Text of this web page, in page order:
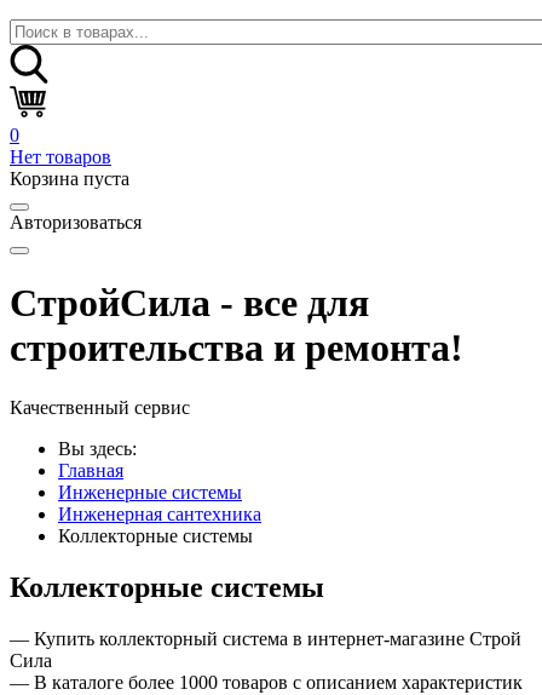
0
Нет товаров
Корзина пуста
Авторизоваться
СтройСила - все для
строительства и ремонта!
Качественный сервис
Вы здесь:
Главная
Инженерные системы
Инженерная сантехника
Коллекторные системы
Коллекторные системы
— Купить коллекторный система в интернет-магазине Строй
Сила
— В каталоге более 1000 товаров с описанием характеристик